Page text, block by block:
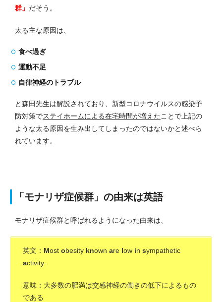
群」 だそう。
太る主な原因は、
食べ過ぎ
運動不足
自律神経のトラブル
と森田先生は解説されており、新型コロナウイルスの感染予
防対策でステイホームによる在宅時間が増えたことで上記の
ような太る原因を生み出してしまったのではないかと述べら
れています。
「モナリザ症候群」の由来は英語
モナリザ症候群と呼ばれるようになった由来は、
英文： Most obesity known are low in sympathetic
activity.
意味：大多数の肥満は交感神経の働きの低下によるもの
である